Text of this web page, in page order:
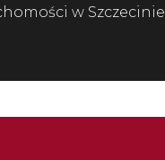
w Szczecinie.